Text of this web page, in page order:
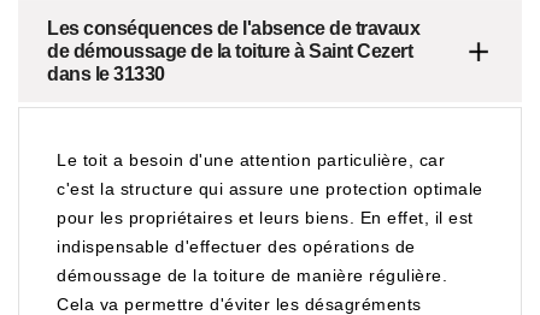
Les conséquences de l'absence de travaux
de démoussage de la toiture à Saint Cezert
dans le 31330
Le toit a besoin d'une attention particulière, car
c'est la structure qui assure une protection optimale
pour les propriétaires et leurs biens. En effet, il est
indispensable d'effectuer des opérations de
démoussage de la toiture de manière régulière.
Cela va permettre d'éviter les désagréments